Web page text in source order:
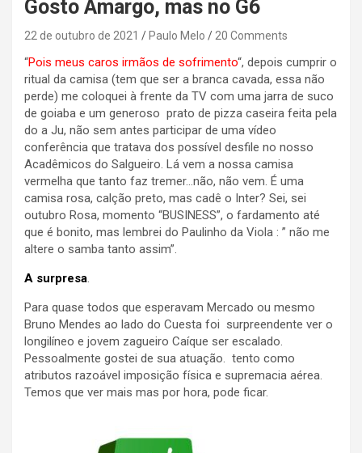
Gosto Amargo, mas no G6
22 de outubro de 2021 Paulo Melo 20 Comments
“Pois meus caros irmãos de sofrimento“, depois cumprir o
ritual da camisa (tem que ser a branca cavada, essa não
perde) me coloquei à frente da TV com uma jarra de suco
de goiaba e um generoso prato de pizza caseira feita pela
do a Ju, não sem antes participar de uma vídeo
conferência que tratava dos possível desfile no nosso
Acadêmicos do Salgueiro. Lá vem a nossa camisa
vermelha que tanto faz tremer…não, não vem. É uma
camisa rosa, calção preto, mas cadê o Inter? Sei, sei
outubro Rosa, momento “BUSINESS”, o fardamento até
que é bonito, mas lembrei do Paulinho da Viola : ” não me
altere o samba tanto assim”.
A surpresa.
Para quase todos que esperavam Mercado ou mesmo
Bruno Mendes ao lado do Cuesta foi surpreendente ver o
longilíneo e jovem zagueiro Caíque ser escalado.
Pessoalmente gostei de sua atuação. tento como
atributos razoável imposição física e supremacia aérea.
Temos que ver mais mas por hora, pode ficar.